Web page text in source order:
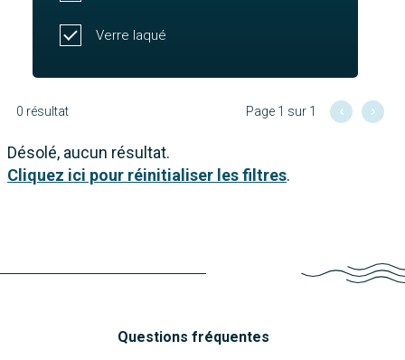
Verre laqué
0 résultat Page 1 sur 1
Désolé, aucun résultat.
Cliquez ici pour réinitialiser les filtres.
Questions fréquentes